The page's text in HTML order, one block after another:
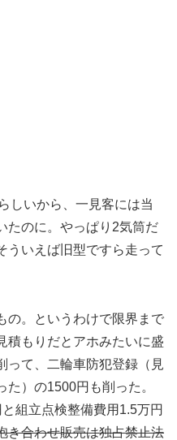
しいから、一見客には当
たのに。やっぱり2気筒だ
ういえば旧型ですら走って
の。というわけで限界まで
積もりだとアホみたいに盛
って、二輪車防犯登録（見
）の1500円も削った。
組立点検整備費用1.5万円
き合わせ販売は独占禁止法